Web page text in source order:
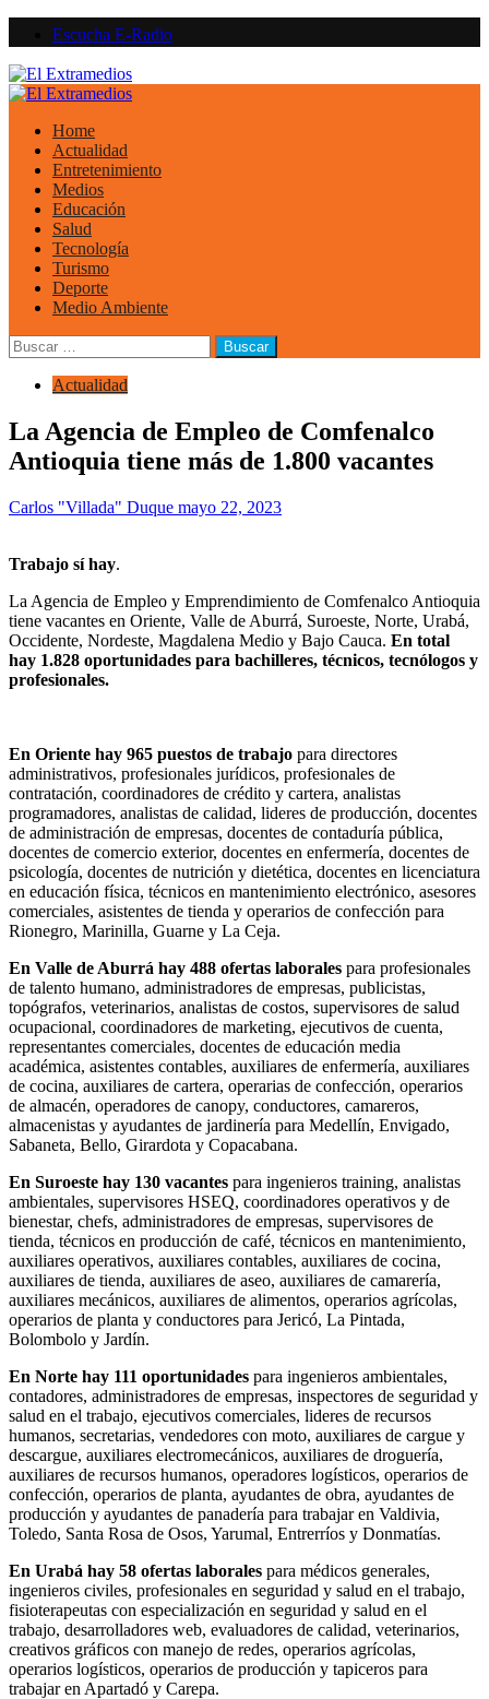
al
contenido
Escucha E-Radio
Primary
Home
Actualidad
Entretenimiento
Medios
Educación
Salud
Tecnología
Turismo
Deporte
Medio Ambiente
Buscar:
Actualidad
La Agencia de Empleo de Comfenalco
Antioquia tiene más de 1.800 vacantes
Carlos "Villada" Duque mayo 22, 2023
Trabajo sí hay.
La Agencia de Empleo y Emprendimiento de Comfenalco Antioquia
tiene vacantes en Oriente, Valle de Aburrá, Suroeste, Norte, Urabá,
Occidente, Nordeste, Magdalena Medio y Bajo Cauca. En total
hay 1.828 oportunidades para bachilleres, técnicos, tecnólogos y
profesionales.
En Oriente hay 965 puestos de trabajo para directores
administrativos, profesionales jurídicos, profesionales de
contratación, coordinadores de crédito y cartera, analistas
programadores, analistas de calidad, lideres de producción, docentes
de administración de empresas, docentes de contaduría pública,
docentes de comercio exterior, docentes en enfermería, docentes de
psicología, docentes de nutrición y dietética, docentes en licenciatura
en educación física, técnicos en mantenimiento electrónico, asesores
comerciales, asistentes de tienda y operarios de confección para
Rionegro, Marinilla, Guarne y La Ceja.
En Valle de Aburrá hay 488 ofertas laborales para profesionales
de talento humano, administradores de empresas, publicistas,
topógrafos, veterinarios, analistas de costos, supervisores de salud
ocupacional, coordinadores de marketing, ejecutivos de cuenta,
representantes comerciales, docentes de educación media
académica, asistentes contables, auxiliares de enfermería, auxiliares
de cocina, auxiliares de cartera, operarias de confección, operarios
de almacén, operadores de canopy, conductores, camareros,
almacenistas y ayudantes de jardinería para Medellín, Envigado,
Sabaneta, Bello, Girardota y Copacabana.
En Suroeste hay 130 vacantes para ingenieros training, analistas
ambientales, supervisores HSEQ, coordinadores operativos y de
bienestar, chefs, administradores de empresas, supervisores de
tienda, técnicos en producción de café, técnicos en mantenimiento,
auxiliares operativos, auxiliares contables, auxiliares de cocina,
auxiliares de tienda, auxiliares de aseo, auxiliares de camarería,
auxiliares mecánicos, auxiliares de alimentos, operarios agrícolas,
operarios de planta y conductores para Jericó, La Pintada,
Bolombolo y Jardín.
En Norte hay 111 oportunidades para ingenieros ambientales,
contadores, administradores de empresas, inspectores de seguridad y
salud en el trabajo, ejecutivos comerciales, lideres de recursos
humanos, secretarias, vendedores con moto, auxiliares de cargue y
descargue, auxiliares electromecánicos, auxiliares de droguería,
auxiliares de recursos humanos, operadores logísticos, operarios de
confección, operarios de planta, ayudantes de obra, ayudantes de
producción y ayudantes de panadería para trabajar en Valdivia,
Toledo, Santa Rosa de Osos, Yarumal, Entrerríos y Donmatías.
En Urabá hay 58 ofertas laborales para médicos generales,
ingenieros civiles, profesionales en seguridad y salud en el trabajo,
fisioterapeutas con especialización en seguridad y salud en el
trabajo, desarrolladores web, evaluadores de calidad, veterinarios,
creativos gráficos con manejo de redes, operarios agrícolas,
operarios logísticos, operarios de producción y tapiceros para
trabajar en Apartadó y Carepa.